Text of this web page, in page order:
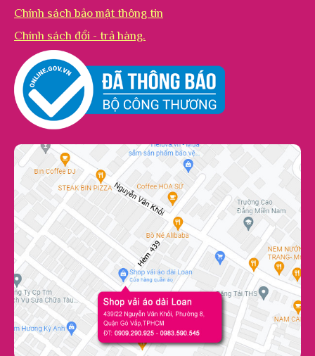
Chính sách bảo mật thông tin
Chính sách đổi - trả hàng.